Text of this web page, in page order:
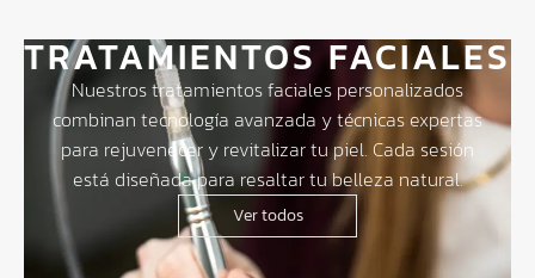
TRATAMIENTOS FACIALES
Nuestros tratamientos faciales personalizados
combinan tecnología avanzada y técnicas expertas
para rejuvenecer y revitalizar tu piel. Cada sesión
está diseñada para resaltar tu belleza natural.
Ver todos